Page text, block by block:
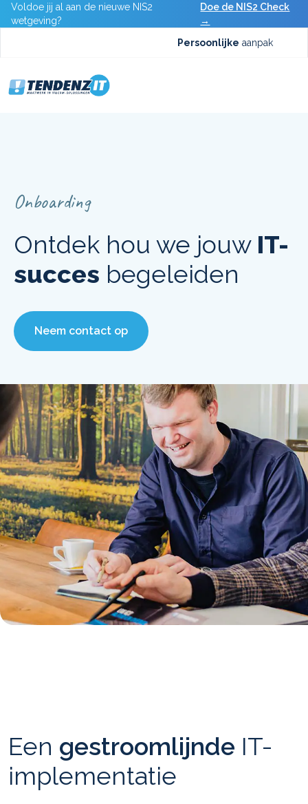
Voldoe jij al aan de nieuwe NIS2
wetgeving?
Doe de NIS2 Check
→
Onboarding
Ontdek hou we jouw IT-
succes begeleiden
Neem contact op
Een gestroomlijnde IT-
implementatie